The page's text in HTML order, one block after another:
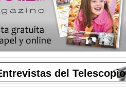
del Telescopio